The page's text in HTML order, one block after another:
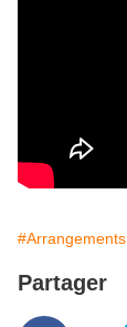
#Arrangements
Partager